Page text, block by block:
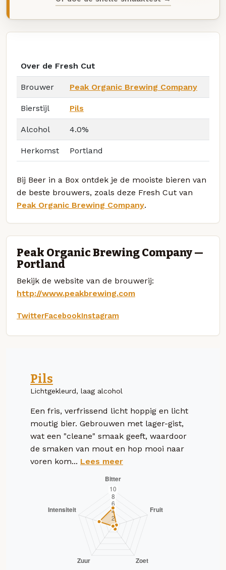
Over de Fresh Cut
Brouwer Peak Organic Brewing Company
Bierstijl Pils
Alcohol 4.0%
Herkomst Portland
Bij Beer in a Box ontdek je de mooiste bieren van
de beste brouwers, zoals deze Fresh Cut van
Peak Organic Brewing Company.
Peak Organic Brewing Company —
Portland
Bekijk de website van de brouwerij:
http://www.peakbrewing.com
TwitterFacebookInstagram
Pils
Lichtgekleurd, laag alcohol
Een fris, verfrissend licht hoppig en licht
moutig bier. Gebrouwen met lager-gist,
wat een "cleane" smaak geeft, waardoor
de smaken van mout en hop mooi naar
voren kom... Lees meer